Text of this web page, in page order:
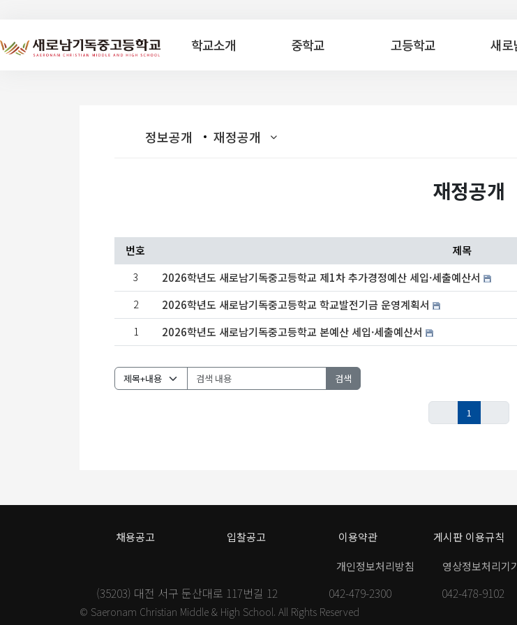
학교소개 중학교 고등학교 새로
정보공개 재정공개
재정공개
번호 제목
3 2026학년도 새로남기독중고등학교 제1차 추가경정예산 세입·세출예산서
2
2026학년도 새로남기독중고등학교 학교발전기금 운영계획서
1
2026학년도 새로남기독중고등학교 본예산 세입·세출예산서
검색
1
채용공고 입찰공고 이용약관 게시판 이용규칙
개인정보처리방침
영상정보처리기
(35203) 대전 서구 둔산대로 117번길 12 042-479-2300 042-478-9102
© Saeronam Christian Middle & High School. All Rights Reserved